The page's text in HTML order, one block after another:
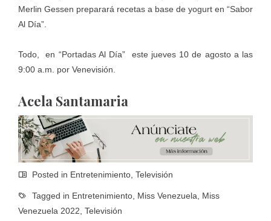
Merlin Gessen preparará recetas a base de yogurt en “Sabor
Al Día”.
Todo, en “Portadas Al Día” este jueves 10 de agosto a las
9:00 a.m. por Venevisión.
Acela Santamaria
Posted in Entretenimiento Televisión
Tagged in Entretenimiento Miss Venezuela
Miss
Venezuela 2022 Televisión